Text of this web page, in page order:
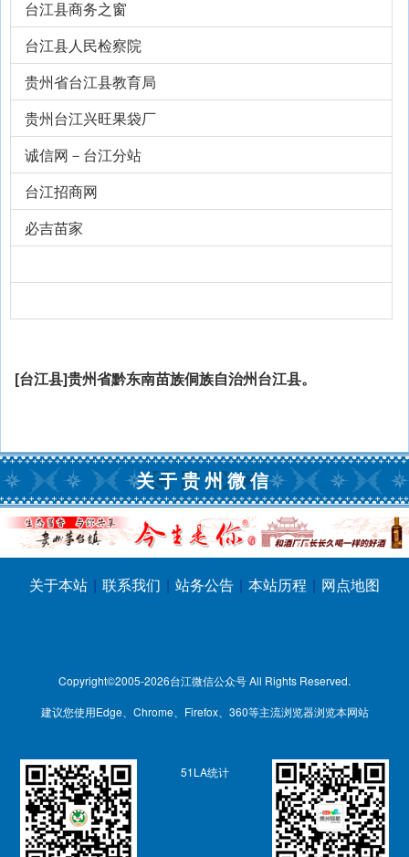
台江县商务之窗
台江县人民检察院
贵州省台江县教育局
贵州台江兴旺果袋厂
诚信网－台江分站
台江招商网
必吉苗家
[台江县]贵州省黔东南苗族侗族自治州台江县。
关于贵州微信
关于本站 | 联系我们 | 站务公告 | 本站历程 | 网点地图
Copyright©2005-2026台江微信公众号All Rights Reserved.
建议您使用Edge、Chrome、Firefox、360等主流浏览器浏览本网站
51LA统计